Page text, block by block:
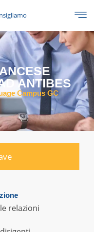
ANTIBES
Campus GC
relazioni